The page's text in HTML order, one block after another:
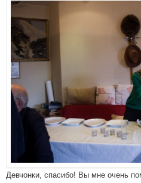
Девчонки, спасибо! Вы мне очень